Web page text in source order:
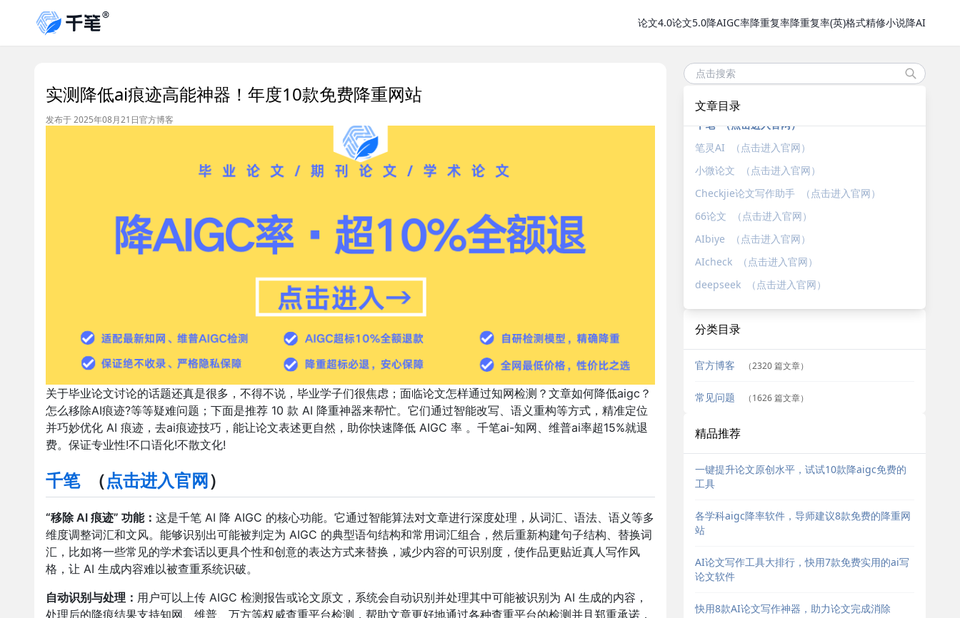
论文4.0论文5.0降AIGC率降重复率降重复率(英)格式精修小说降AI
实测降低ai痕迹高能神器！年度10款免费降重网站
发布于 2025年08月21日官方博客
关于毕业论文讨论的话题还真是很多，不得不说，毕业学子们很焦虑；面临论文怎样通过知网检测？文章如何降低aigc？
怎么移除AI痕迹?等等疑难问题；下面是推荐 10 款 AI 降重神器来帮忙。它们通过智能改写、语义重构等方式，精准定位
并巧妙优化 AI 痕迹，去ai痕迹技巧，能让论文表述更自然，助你快速降低 AIGC 率 。千笔ai-知网、维普ai率超15%就退
费。保证专业性!不口语化!不散文化!
千笔（点击进入官网 ）
“移除 AI 痕迹” 功能： 这是千笔 AI 降 AIGC 的核心功能。它通过智能算法对文章进行深度处理，从词汇、语法、语义等多
维度调整词汇和文风。能够识别出可能被判定为 AIGC 的典型语句结构和常用词汇组合，然后重新构建句子结构、替换词
汇，比如将一些常见的学术套话以更具个性和创意的表达方式来替换，减少内容的可识别度，使作品更贴近真人写作风
格，让 AI 生成内容难以被查重系统识破。
自动识别与处理： 用户可以上传 AIGC 检测报告或论文原文，系统会自动识别并处理其中可能被识别为 AI 生成的内容，
处理后的降痕结果支持知网、维普、万方等权威查重平台检测，帮助文章更好地通过各种查重平台的检测并且郑重承诺，
文章目录
千笔 （点击进入官网）
笔灵AI （点击进入官网）
小微论文 （点击进入官网）
Checkjie论文写作助手 （点击进入官网）
66论文 （点击进入官网）
AIbiye （点击进入官网）
AIcheck （点击进入官网）
deepseek （点击进入官网）
分类目录
官方博客 （2320 篇文章）
常见问题 （1626 篇文章）
精品推荐
一键提升论文原创水平，试试10款降aigc免费的
工具
各学科aigc降率软件，导师建议8款免费的降重网
站
AI论文写作工具大排行，快用7款免费实用的ai写
论文软件
快用8款AI论文写作神器，助力论文完成消除